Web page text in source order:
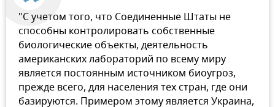
"С учетом того, что Соединенные Штаты не
способны контролировать собственные
биологические объекты, деятельность
американских лабораторий по всему миру
является постоянным источником биоугроз,
прежде всего, для населения тех стран, где они
базируются. Примером этому является Украина,